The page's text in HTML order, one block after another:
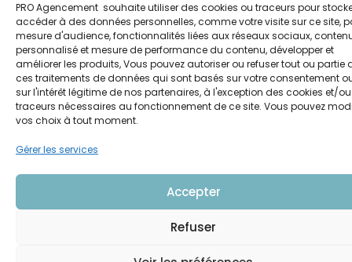
PRO Agencement souhaite utiliser des cookies ou traceurs pour
accéder à des données personnelles, comme votre visite sur ce site,
mesure d'audience, fonctionnalités liées aux réseaux sociaux,
personnalisé et mesure de performance du contenu, développer et
améliorer les produits, Vous pouvez autoriser ou refuser tout ou partie
ces traitements de données qui sont basés sur votre consentement
sur l'intérêt légitime de nos partenaires, à l'exception des cookies et/ou
traceurs nécessaires au fonctionnement de ce site. Vous pouvez
vos choix à tout moment.
Gérer les services
Accepter
Refuser
PRO-A ?
Adhérents
Nous rejoindre
Partenaires
Carrière
Contact